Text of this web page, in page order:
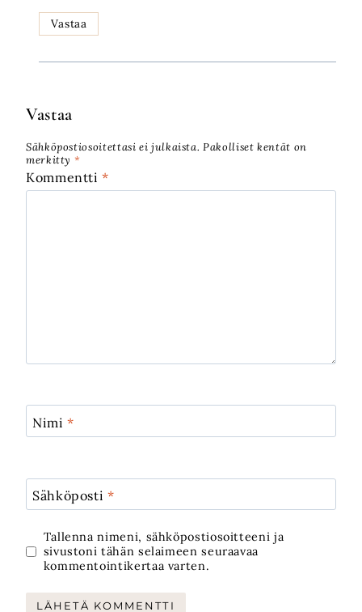
Vastaa
Vastaa
Sähköpostiosoitettasi ei julkaista. Pakolliset kentät on
merkitty *
Kommentti*
Nimi*
Sähköposti*
Tallenna nimeni, sähköpostiosoitteeni ja
sivustoni tähän selaimeen seuraavaa
kommentointikertaa varten.